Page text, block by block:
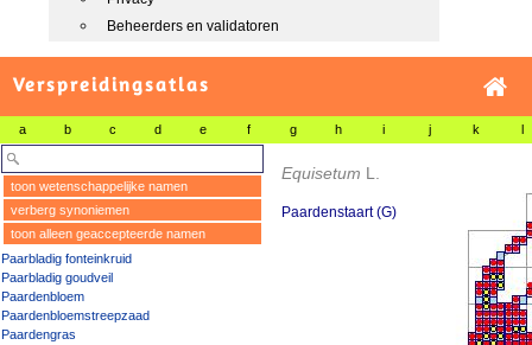
Beheerders en validatoren
Verspreidingsatlas
a b c d e f g h i j k l
toon wetenschappelijke namen
verberg synoniemen
toon alleen geaccepteerde namen
Paarbladig fonteinkruid
Paarbladig goudveil
Paardenbloem
Paardenbloemstreepzaad
Paardengras
Equisetum L.
Paardenstaart (G)